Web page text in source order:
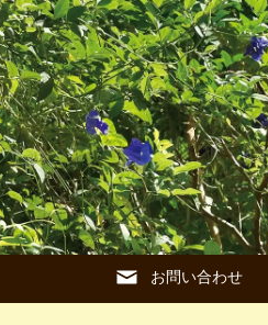
お問い合わせ